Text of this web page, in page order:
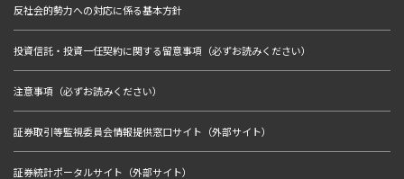
反社会的勢力への対応に係る基本方針
投資信託・投資一任契約に関する留意事項（必ずお読みください）
注意事項（必ずお読みください）
証券取引等監視委員会情報提供窓口サイト（外部サイト）
証券統計ポータルサイト（外部サイト）